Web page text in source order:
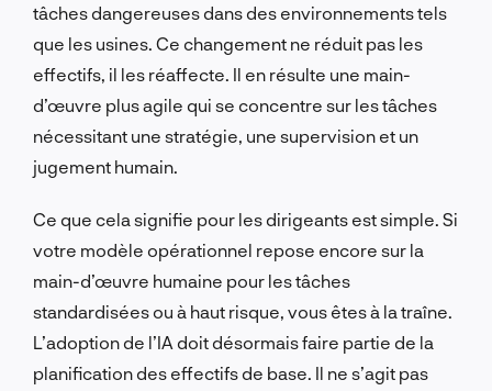
tâches dangereuses dans des environnements tels
que les usines. Ce changement ne réduit pas les
effectifs, il les réaffecte. Il en résulte une main-
d’œuvre plus agile qui se concentre sur les tâches
nécessitant une stratégie, une supervision et un
jugement humain.
Ce que cela signifie pour les dirigeants est simple. Si
votre modèle opérationnel repose encore sur la
main-d’œuvre humaine pour les tâches
standardisées ou à haut risque, vous êtes à la traîne.
L’adoption de l’IA doit désormais faire partie de la
planification des effectifs de base. Il ne s’agit pas